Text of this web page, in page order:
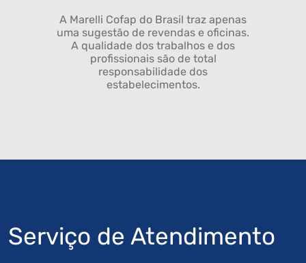
A Marelli Cofap do Brasil traz apenas
uma sugestão de revendas e oficinas.
A qualidade dos trabalhos e dos
profissionais são de total
responsabilidade dos
estabelecimentos.
Serviço de Atendimento